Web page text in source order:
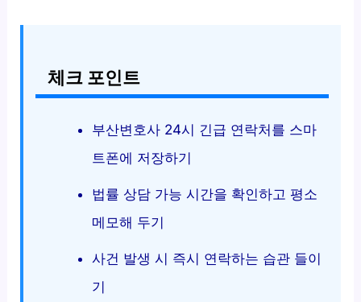
체크 포인트
부산변호사 24시 긴급 연락처를 스마
트폰에 저장하기
법률 상담 가능 시간을 확인하고 평소
메모해 두기
사건 발생 시 즉시 연락하는 습관 들이
기